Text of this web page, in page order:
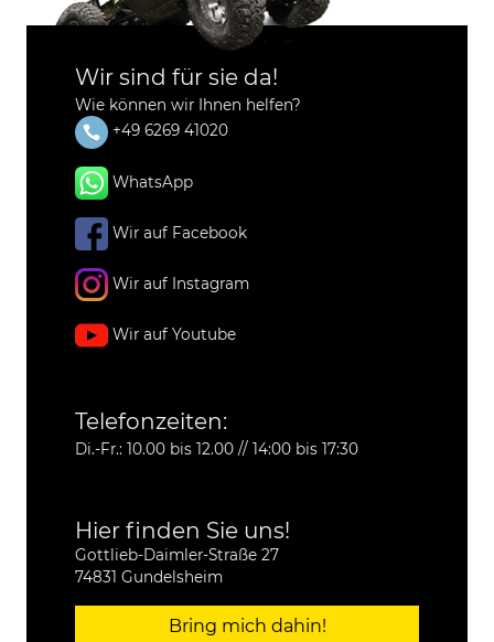
Wir sind für sie da!
Wie können wir Ihnen helfen?
+49 6269 41020
WhatsApp
Wir auf Facebook
Wir auf Instagram
Wir auf Youtube
Telefonzeiten:
Di.-Fr.: 10.00 bis 12.00 // 14:00 bis 17:30
Hier finden Sie uns!
Gottlieb-Daimler-Straße 27
74831 Gundelsheim
Bring mich dahin!